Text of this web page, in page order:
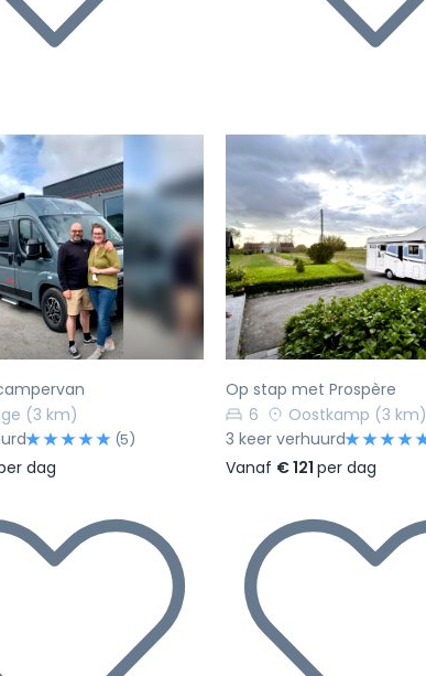
Volgende
(3 km)
(5)
dag
Vorige
Op stap met Prospère
6
Oostkamp (3 km)
3 keer verhuurd
Vanaf € 121per dag